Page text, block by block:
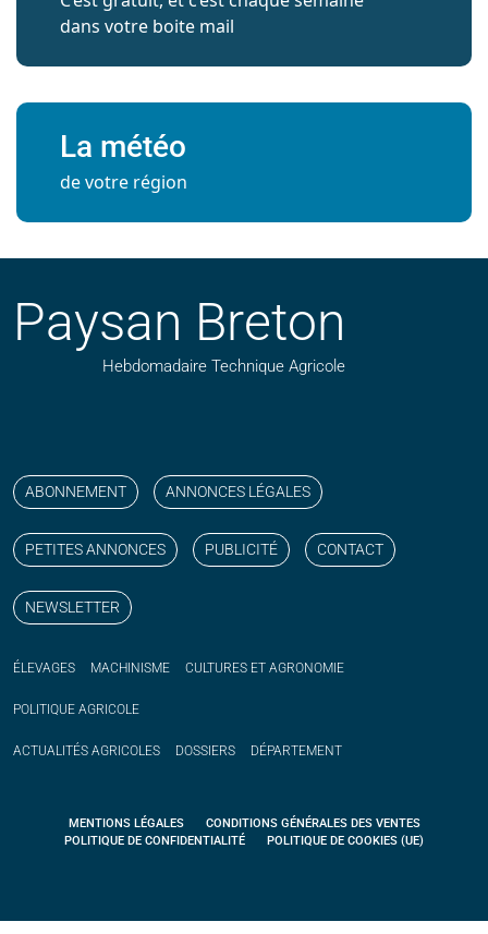
dans votre boite mail
La météo
de votre région
Paysan Breton
Hebdomadaire Technique Agricole
ABONNEMENT ANNONCES LÉGALES
PETITES ANNONCES PUBLICITÉ CONTACT
NEWSLETTER
ÉLEVAGES MACHINISME CULTURES ET AGRONOMIE
POLITIQUE AGRICOLE
ACTUALITÉS AGRICOLES DOSSIERS DÉPARTEMENT
MENTIONS LÉGALES
CONDITIONS GÉNÉRALES DES VENTES
POLITIQUE DE CONFIDENTIALITÉ
POLITIQUE DE COOKIES (UE)